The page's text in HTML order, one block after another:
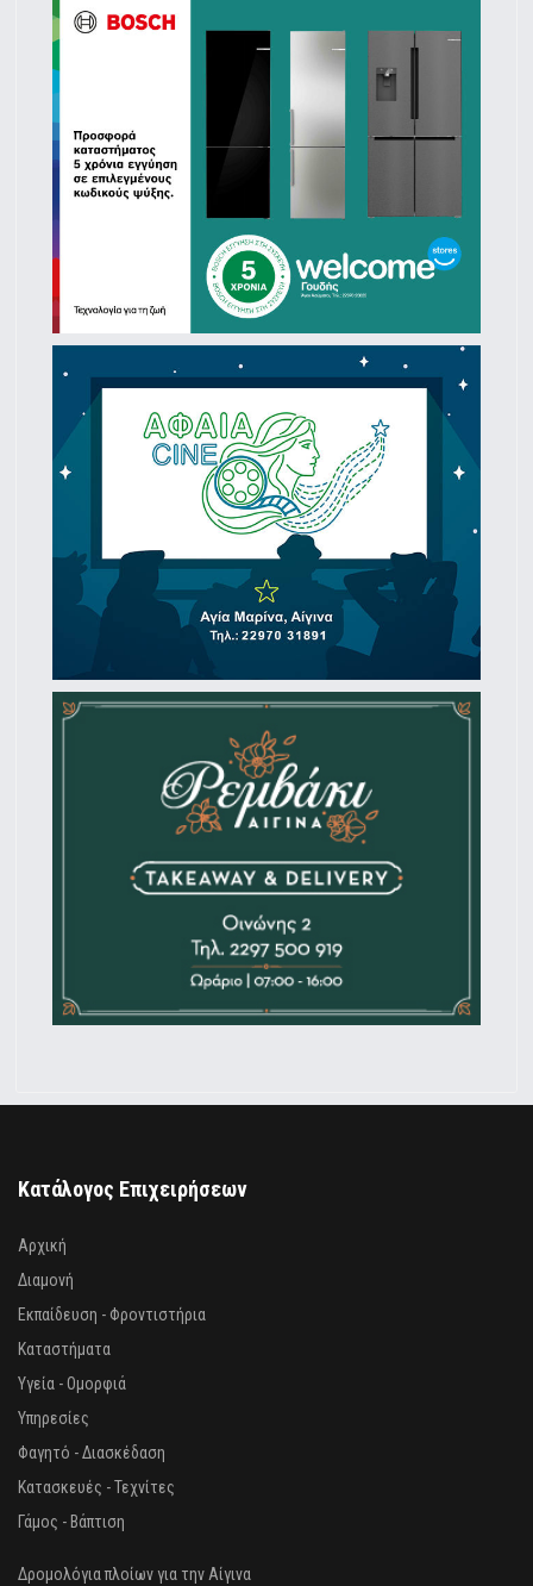
Κατάλογος Επιχειρήσεων
Αρχική
Διαμονή
Εκπαίδευση - Φροντιστήρια
Καταστήματα
Υγεία - Ομορφιά
Υπηρεσίες
Φαγητό - Διασκέδαση
Κατασκευές - Τεχνίτες
Γάμος - Βάπτιση
Δρομολόγια πλοίων για την Αίγινα